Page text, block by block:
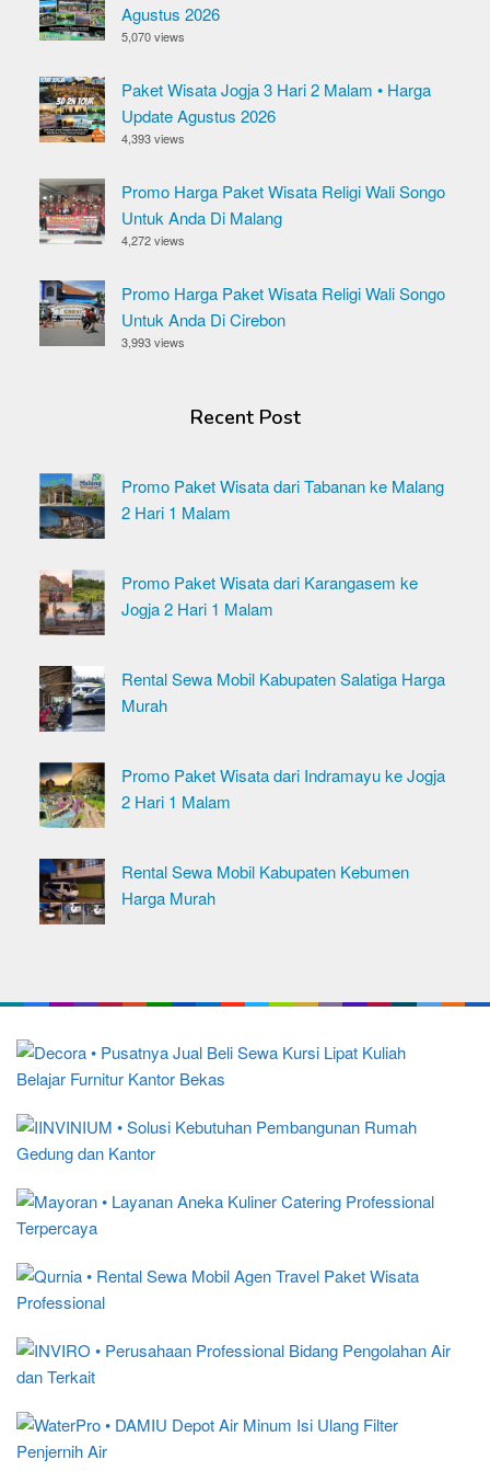
Agustus 2026
5,070 views
Paket Wisata Jogja 3 Hari 2 Malam • Harga
Update Agustus 2026
4,393 views
Promo Harga Paket Wisata Religi Wali Songo
Untuk Anda Di Malang
4,272 views
Promo Harga Paket Wisata Religi Wali Songo
Untuk Anda Di Cirebon
3,993 views
Recent Post
Promo Paket Wisata dari Tabanan ke Malang
2 Hari 1 Malam
Promo Paket Wisata dari Karangasem ke
Jogja 2 Hari 1 Malam
Rental Sewa Mobil Kabupaten Salatiga Harga
Murah
Promo Paket Wisata dari Indramayu ke Jogja
2 Hari 1 Malam
Rental Sewa Mobil Kabupaten Kebumen
Harga Murah